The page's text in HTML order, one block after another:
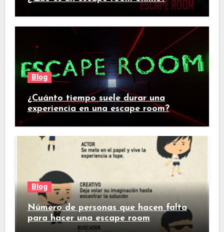
Blog
¿Cuánto tiempo suele durar una
experiencia en una escape room?
Blog
Número de personas que hacen falta
para hacer una escape room